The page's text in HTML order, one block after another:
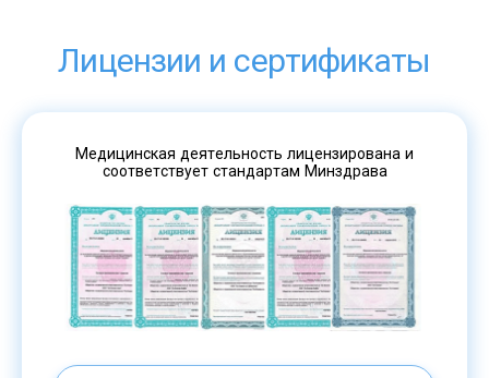
Лицензии и сертификаты
Медицинская деятельность лицензирована и
соответствует стандартам Минздрава